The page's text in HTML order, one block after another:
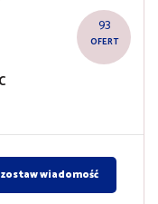
93
OFERT
zostaw wiadomość